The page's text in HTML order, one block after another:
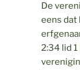
De
eens dat
2:34 lid